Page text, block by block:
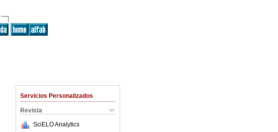
Servicios Personalizados
Revista
SciELO Analytics